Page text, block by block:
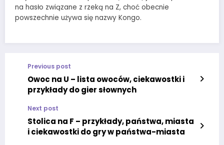
na hasło związane z rzeką na Z, choć obecnie
powszechnie używa się nazwy Kongo.
Previous post
Owoc na U – lista owoców, ciekawostki i
przykłady do gier słownych
Next post
Stolica na F – przykłady, państwa, miasta
i ciekawostki do gry w państwa-miasta